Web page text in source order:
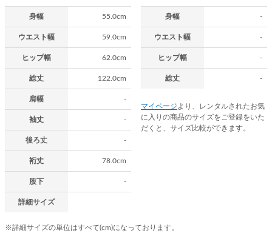
身幅 55.0cm
ウエスト幅 59.0cm
ヒップ幅 62.0cm
総丈 122.0cm
肩幅 -
袖丈 -
後ろ丈 -
裄丈 78.0cm
股下 -
詳細サイズ
身幅 -
ウエスト幅 -
ヒップ幅 -
総丈 -
マイページ より、レンタルされたお気
に入りの商品のサイズをご登録をいた
だくと、サイズ比較ができます。
※詳細サイズの単位はすべて(cm)になっております。